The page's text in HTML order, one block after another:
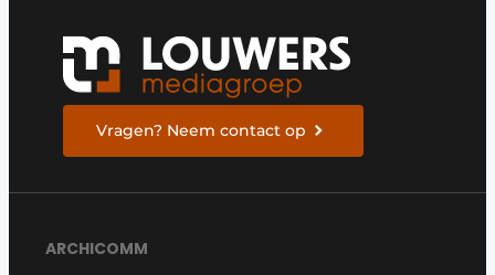
Vragen? Neem contact op
ARCHICOMM